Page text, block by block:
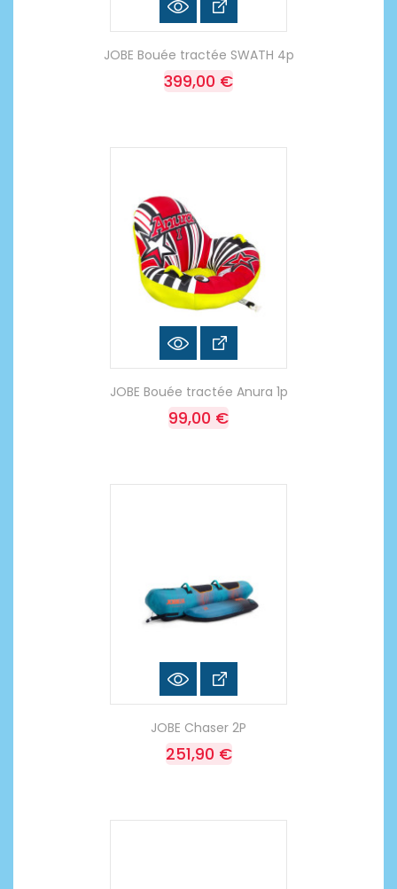
JOBE Bouée tractée SWATH 4p
399,00 €
JOBE Bouée tractée Anura 1p
99,00 €
JOBE Chaser 2P
251,90 €